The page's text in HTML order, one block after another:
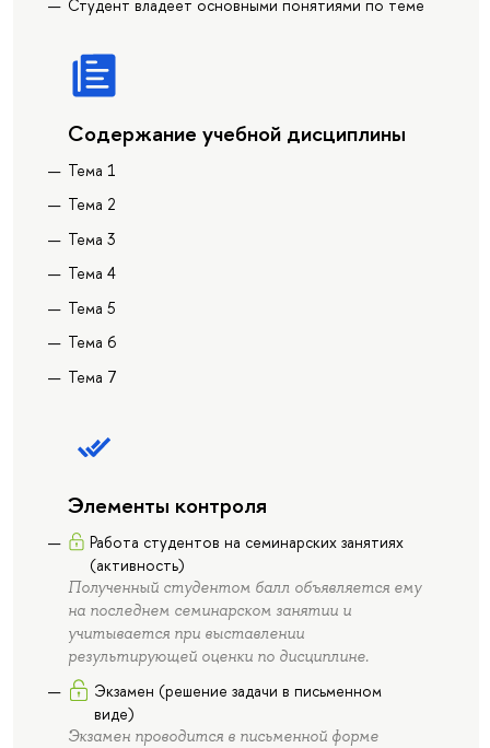
Студент владеет основными понятиями по теме
Содержание учебной дисциплины
Тема 1
Тема 2
Тема 3
Тема 4
Тема 5
Тема 6
Тема 7
Элементы контроля
Работа студентов на семинарских занятиях
(активность)
Полученный студентом балл объявляется ему
на последнем семинарском занятии и
учитывается при выставлении
результирующей оценки по дисциплине.
Экзамен (решение задачи в письменном
виде)
Экзамен проводится в письменной форме